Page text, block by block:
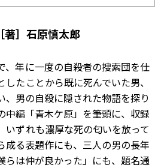
］石原慎太郎
、年に一度の自殺者の捜索団を仕
たことから既に死んでいた男、
、男の自殺に隠された物語を探り
中編「青木ケ原」を筆頭に、収録
いずれも濃厚な死の匂いを放って
成る表題作にも、三人の男の長年
らは仲が良かった」にも、題名通